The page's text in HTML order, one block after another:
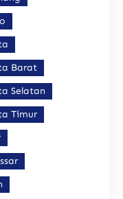
Barat
Selatan
Timur